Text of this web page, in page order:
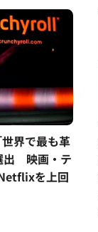
界で最も革
出 映画・テ
を上回